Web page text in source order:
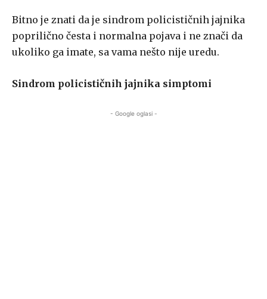
Bitno je znati da je sindrom policističnih jajnika
poprilično česta i normalna pojava i ne znači da
ukoliko ga imate, sa vama nešto nije uredu.
Sindrom policističnih jajnika simptomi
- Google oglasi -